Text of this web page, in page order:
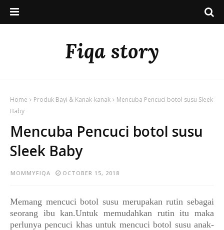
Fiqa story
Home Produk Bayi & Kanak-kanak
Mencuba Pencuci botol susu Sleek
Baby
Mencuba Pencuci botol susu
Sleek Baby
MOMMYFIQA OCTOBER 15, 2018
Memang mencuci botol susu merupakan rutin sebagai
seorang ibu kan.Untuk memudahkan rutin itu maka
perlunya pencuci khas untuk mencuci botol susu anak-